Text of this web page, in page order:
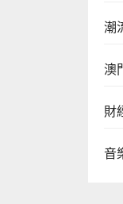
潮
澳
財
音